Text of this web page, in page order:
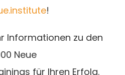
!
Informationen zu den
Neue
für Ihren Erfolg.